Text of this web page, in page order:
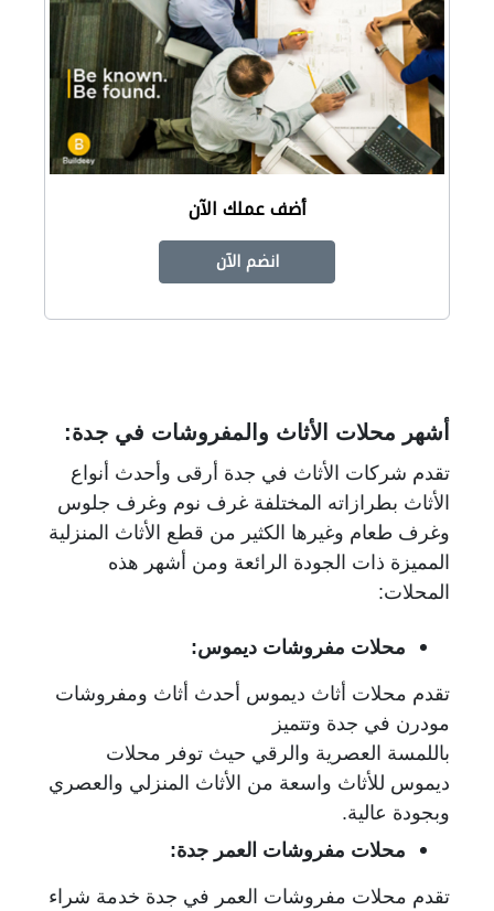
أضف عملك الآن
انضم الآن
أشهر محلات الأثاث والمفروشات في جدة:
تقدم شركات الأثاث في جدة أرقى وأحدث أنواع
الأثاث بطرازاته المختلفة غرف نوم وغرف جلوس
وغرف طعام وغيرها الكثير من قطع الأثاث المنزلية
المميزة ذات الجودة الرائعة ومن أشهر هذه
المحلات:
محلات مفروشات ديموس:
تقدم محلات أثاث ديموس أحدث أثاث ومفروشات
مودرن في جدة وتتميز
باللمسة العصرية والرقي حيث توفر محلات
ديموس للأثاث واسعة من الأثاث المنزلي والعصري
وبجودة عالية.
محلات مفروشات العمر جدة:
تقدم محلات مفروشات العمر في جدة خدمة شراء